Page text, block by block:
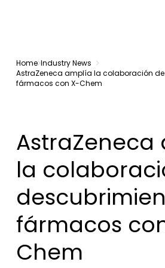
Home Industry News
AstraZeneca amplía la colaboración
fármacos con X-Chem
AstraZeneca
la
fármacos
Chem